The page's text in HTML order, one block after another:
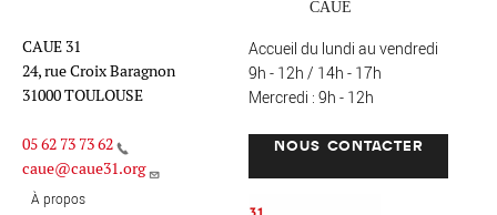
CAUE 31
24, rue Croix Baragnon
31000 TOULOUSE
05 62 73 73 62
caue@caue31.org
Accueil du lundi au vendredi
9h - 12h / 14h - 17h
Mercredi : 9h - 12h
NOUS CONTACTER
À propos